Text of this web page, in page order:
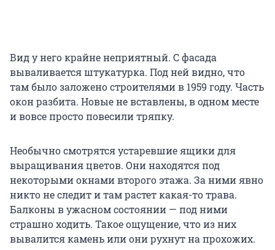
Вид у него крайне неприятный. С фасада
вываливается штукатурка. Под ней видно, что
там было заложено строителями в 1959 году. Часть
окон разбита. Новые не вставлены, в одном месте
и вовсе просто повесили тряпку.
Необычно смотрятся устаревшие ящики для
выращивания цветов. Они находятся под
некоторыми окнами второго этажа. За ними явно
никто не следит и там растет какая-то трава.
Балконы в ужасном состоянии — под ними
страшно ходить. Такое ощущение, что из них
вывалится камень или они рухнут на прохожих.